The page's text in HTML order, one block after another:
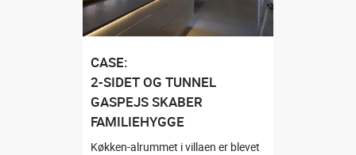
CASE:
2-SIDET OG TUNNEL
GASPEJS SKABER
FAMILIEHYGGE
Køkken-alrummet i villaen er blevet